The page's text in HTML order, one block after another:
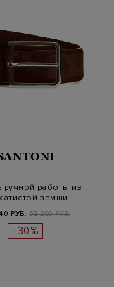
ручной работы из
замши
РУБ. 53 200 РУБ.
-30%